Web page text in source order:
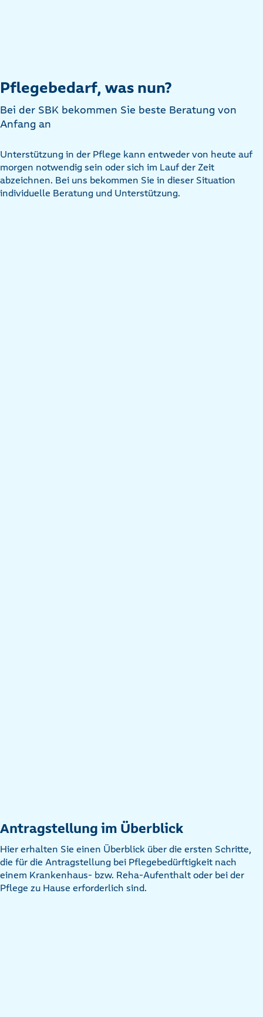
Pflegebedarf, was nun?
Bei der SBK bekommen Sie beste Beratung von
Anfang an
Unterstützung in der Pflege kann entweder von heute auf
morgen notwendig sein oder sich im Lauf der Zeit
abzeichnen. Bei uns bekommen Sie in dieser Situation
individuelle Beratung und Unterstützung.
Antragstellung im Überblick
Hier erhalten Sie einen Überblick über die ersten Schritte,
die für die Antragstellung bei Pflegebedürftigkeit nach
einem Krankenhaus- bzw. Reha-Aufenthalt oder bei der
Pflege zu Hause erforderlich sind.